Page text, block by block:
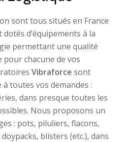
sont tous situés en France
d’équipements à la
permettant une qualité
chacune de vos
Vibraforce sont
toutes vos demandes :
dans presque toutes les
Nous proposons un
: pots, piluliers, flacons,
blisters (etc.), dans